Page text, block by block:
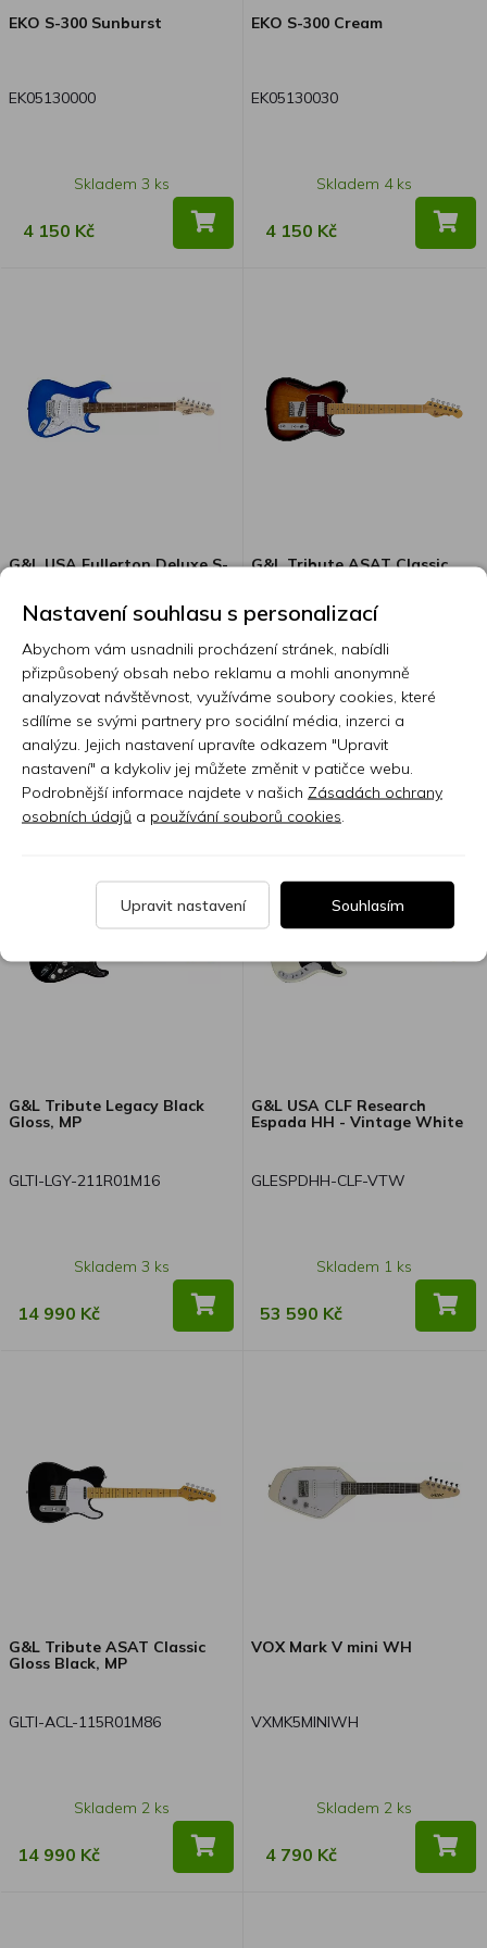
nastavovat na svém aparátu.
EKO S-300 Sunburst
EK05130000
Skladem 3 ks
4 150 Kč
EKO S-300 Cream
EK05130030
Skladem 4 ks
4 150 Kč
G&L USA Fullerton Deluxe S-
GLFDS500-ELB-CR
Build to Order Program G&L
"Build to Order" dává všem
hráčům příležitost. mít jeden z
našich ikonických designů, ale s
osobním přístupem, díky čemuž
se může nástroj skutečně váš.
Zatímco hratelnost a tón
možností, jak praktických i
estetických, které každému
baskytaru, která ho odliší od
ostatních.
Skladem 1 ks
55 990 Kč
G&L Tribute ASAT Classic
GLTI-ACB-S61R20M36
Skladem 2 ks
17 790 Kč
G&L Tribute Legacy Black
Gloss, MP
GLTI-LGY-211R01M16
Skladem 3 ks
14 990 Kč
G&L USA CLF Research
Espada HH - Vintage White
GLESPDHH-CLF-VTW
Skladem 1 ks
53 590 Kč
G&L Tribute ASAT Classic
Gloss Black, MP
GLTI-ACL-115R01M86
Skladem 2 ks
14 990 Kč
VOX Mark V mini WH
VXMK5MINIWH
Skladem 2 ks
4 790 Kč
Nastavení souhlasu s personalizací
Abychom vám usnadnili procházení stránek, nabídli
přizpůsobený obsah nebo reklamu a mohli anonymně
analyzovat návštěvnost, využíváme soubory cookies, které
sdílíme se svými partnery pro sociální média, inzerci a
analýzu. Jejich nastavení upravíte odkazem "Upravit
nastavení" a kdykoliv jej můžete změnit v patičce webu.
Podrobnější informace najdete v našich Zásadách ochrany
osobních údajů a používání souborů cookies
Upravit nastavení Souhlasím